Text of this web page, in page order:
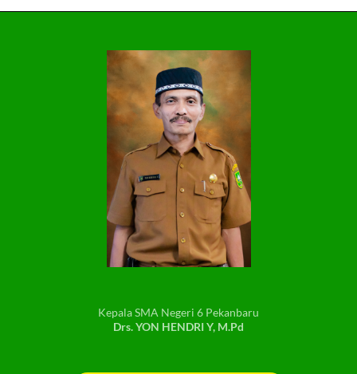
Kepala SMA Negeri 6 Pekanbaru
Drs. YON HENDRI Y, M.Pd